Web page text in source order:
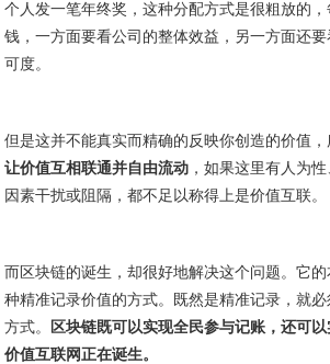
个人发一笔年终奖，这种分配方式是很粗放的
钱，一方面要看公司的整体效益，另一方面还
可度。
但是这并不能真实而精确的反映你创造的价值
让价值互相联通并自由流动 ，如果这里有人为
因素干扰或阻隔，都不足以称得上是价值互联。
而区块链的诞生，却很好地解决这个问题。它
种精准记录价值的方式。既然是精准记录，就
方式。
区块链既可以实现全民参与记账，还可以
价值互联网正在诞生。